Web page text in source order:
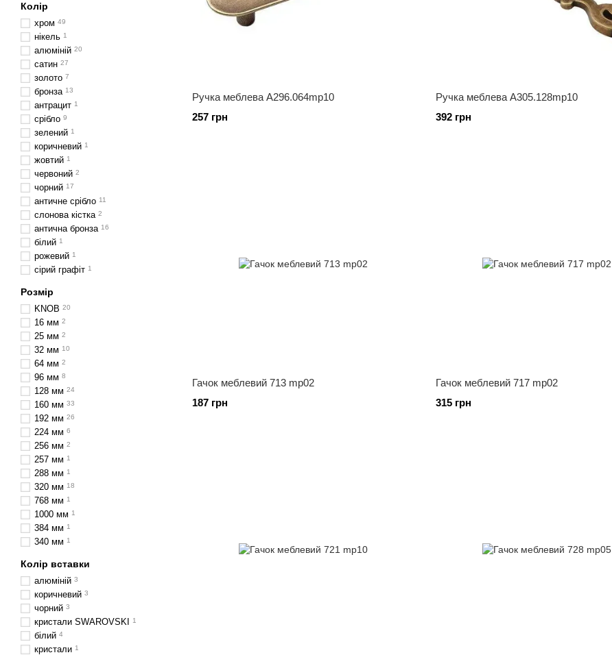
Ручка меблева А296.064mp10
257 грн
Ручка меблева А305.128mp10
392 грн
Гачок меблевий 713 mp02
187 грн
Гачок меблевий 717 mp02
315 грн
Колір
хром 49
нікель 1
алюміній 20
сатин 27
золото 7
бронза 13
антрацит 1
срібло 9
зелений 1
коричневий 1
жовтий 1
червоний 2
чорний 17
античне срібло 11
слонова кістка 2
антична бронза 16
білий 1
рожевий 1
сірий графіт 1
Розмір
KNOB 20
16 мм 2
25 мм 2
32 мм 10
64 мм 2
96 мм 8
128 мм 24
160 мм 33
192 мм 26
224 мм 6
256 мм 2
257 мм 1
288 мм 1
320 мм 18
768 мм 1
1000 мм 1
384 мм 1
340 мм 1
Колір вставки
алюміній 3
коричневий 3
чорний 3
кристали SWAROVSKI 1
білий 4
кристали 1